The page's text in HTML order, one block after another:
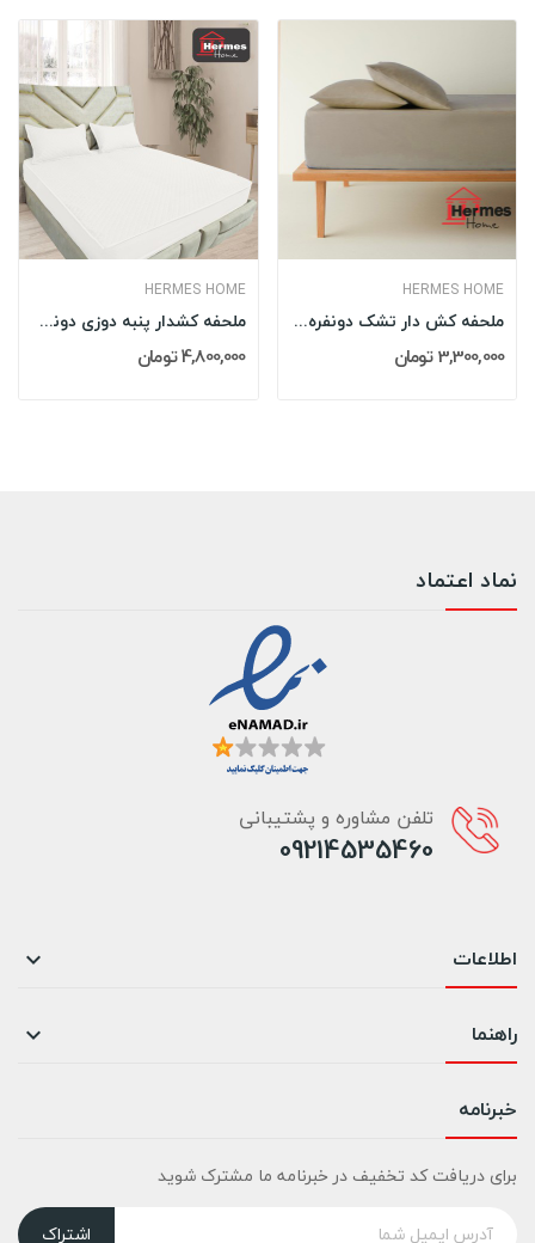
HERMES HOME
ملحفه کشدار پنبه دوزی دونفره 160 کویین هرمس...
4,800,000 تومان
HERMES HOME
ملحفه کش دار تشک دونفره 180 کینگ هرمس HERMES...
3,300,000 تومان
نماد اعتماد
تلفن مشاوره و پشتیبانی
09214535460
اطلاعات 
راهنما 
خبرنامه
برای دریافت کد تخفیف در خبرنامه ما مشترک شوید
اشتراک